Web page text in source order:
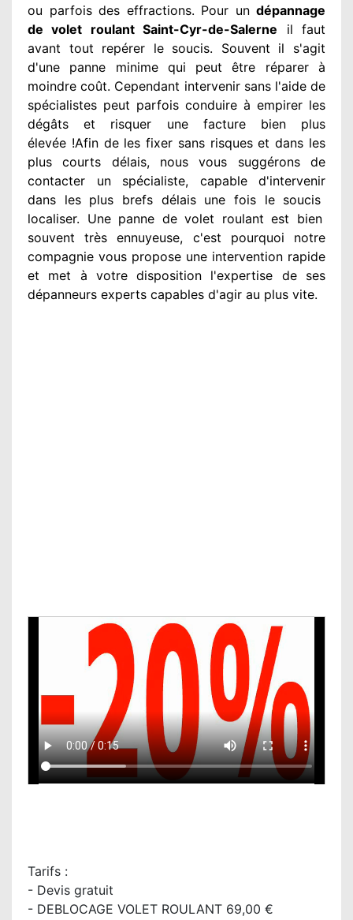
ou parfois des effractions. Pour un dépannage
de volet roulant Saint-Cyr-de-Salerne il faut
avant tout repérer le soucis. Souvent il s'agit
d'une panne minime qui peut être réparerà
moindre coût. Cependant intervenirsans l'aide de
spécialistes peut parfois conduire à empirer les
dégâts et risquer une facture bien plus
élevée !Afin de les fixer sans risques et dans les
plus courts délais, nous vous suggéronsde
contacter un spécialiste, capable d'intervenir
dans les plus brefs délais une fois le soucis
localiser. Une panne de volet roulant est bien
souvent très ennuyeuse, c'est pourquoi notre
compagnie vous propose une intervention rapide
et met à votre disposition l'expertise de ses
dépanneurs experts capables d'agir au plus vite.
Tarifs :
- Devis gratuit
- DEBLOCAGE VOLET ROULANT 69,00 €